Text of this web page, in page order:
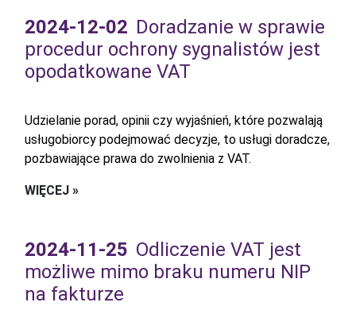
2024-12-02 Doradzanie w sprawie
procedur ochrony sygnalistów jest
opodatkowane VAT
Udzielanie porad, opinii czy wyjaśnień, które pozwalają
usługobiorcy podejmować decyzje, to usługi doradcze,
pozbawiające prawa do zwolnienia z VAT.
WIĘCEJ »
2024-11-25 Odliczenie VAT jest
możliwe mimo braku numeru NIP
na fakturze